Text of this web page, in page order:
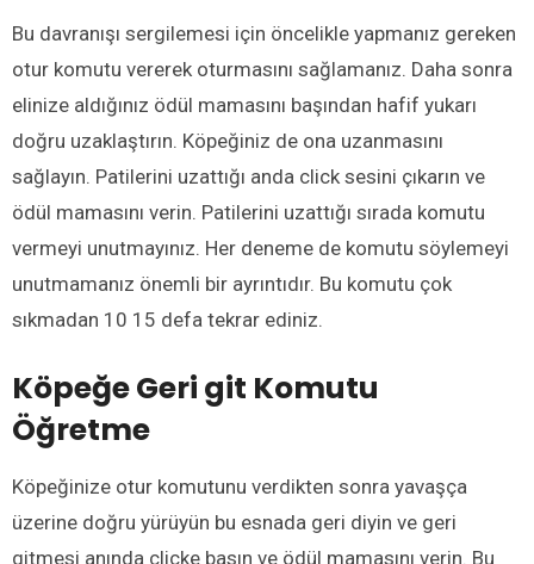
Bu davranışı sergilemesi için öncelikle yapmanız gereken
otur komutu vererek oturmasını sağlamanız. Daha sonra
elinize aldığınız ödül mamasını başından hafif yukarı
doğru uzaklaştırın. Köpeğiniz de ona uzanmasını
sağlayın. Patilerini uzattığı anda click sesini çıkarın ve
ödül mamasını verin. Patilerini uzattığı sırada komutu
vermeyi unutmayınız. Her deneme de komutu söylemeyi
unutmamanız önemli bir ayrıntıdır. Bu komutu çok
sıkmadan 10 15 defa tekrar ediniz.
KöpeğeGeri git Komutu
Öğretme
Köpeğinize otur komutunu verdikten sonra yavaşça
üzerine doğru yürüyün bu esnada geri diyin ve geri
gitmesi anında clicke basın ve ödül mamasını verin. Bu